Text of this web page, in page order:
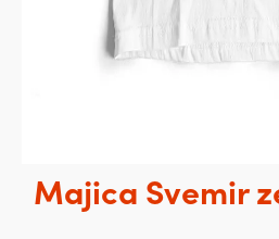
Majica Svemir